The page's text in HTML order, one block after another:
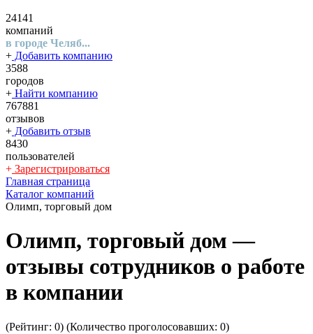
24141
компаний
в городе Челяб...
+ Добавить компанию
3588
городов
+ Найти компанию
767881
отзывов
+ Добавить отзыв
8430
пользователей
+ Зарегистрироваться
Главная страница
Каталог компаний
Олимп, торговый дом
Олимп, торговый дом —
отзывы сотрудников о работе
в компании
(Рейтинг: 0) (Количество проголосовавших: 0)